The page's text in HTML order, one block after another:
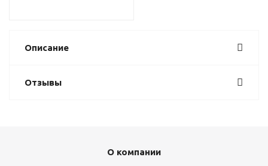
Описание
Отзывы
О компании